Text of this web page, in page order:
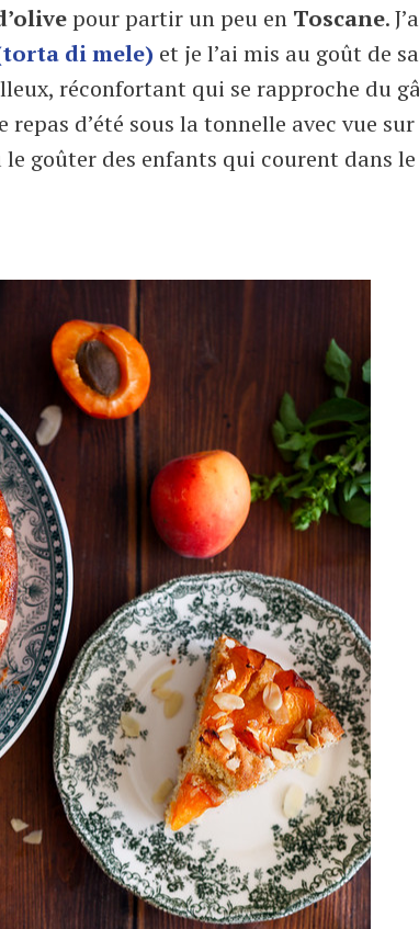
pour partir un peu en Toscane.
di mele) et je l’ai mis au goût de
réconfortant qui se rapproche du
repas d’été sous la tonnelle avec vue
goûter des enfants qui courent dans